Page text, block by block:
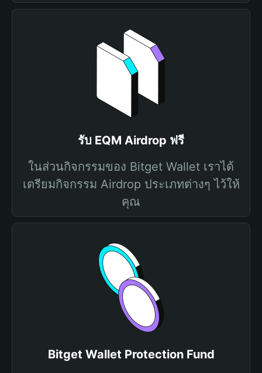
รับ EQM Airdrop ฟรี
ในส่วนกิจกรรมของ Bitget Wallet เราได้
เตรียมกิจกรรม Airdrop ประเภทต่างๆ ไว้ให้
คุณ
Bitget Wallet Protection Fund